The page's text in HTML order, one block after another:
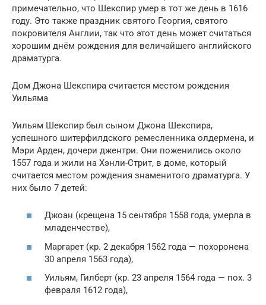
примечательно, что Шекспир умер в тот же день в 1616
году. Это также праздник святого Георгия, святого
покровителя Англии, так что этот день может считаться
хорошим днём рождения для величайшего английского
драматурга.
Дом Джона Шекспира считается местом рождения
Уильяма
Уильям Шекспир был сыном Джона Шекспира,
успешного шитерфилдского ремесленника олдермена, и
Мэри Арден, дочери джентри. Они поженились около
1557 года и жили на Хэнли-Стрит, в доме, который
считается местом рождения знаменитого драматурга. У
них было 7 детей:
Джоан (крещена 15 сентября 1558 года, умерла в
младенчестве),
Маргарет (кр. 2 декабря 1562 года — похоронена
30 апреля 1563 года),
Уильям, Гилберт (кр. 23 апреля 1564 года — пох. 3
февраля 1612 года),